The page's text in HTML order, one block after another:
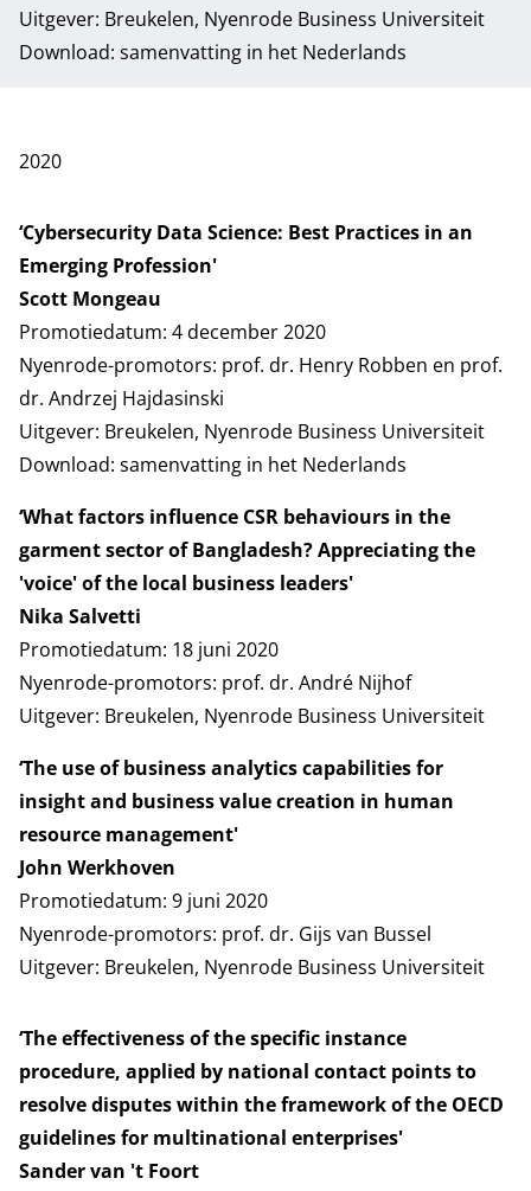
Uitgever: Breukelen, Nyenrode Business Universiteit
Download: samenvatting in het Nederlands
2020
‘Cybersecurity Data Science: Best Practices in an
Emerging Profession'
Scott Mongeau
Promotiedatum: 4 december 2020
Nyenrode-promotors: prof. dr. Henry Robben en prof.
dr. Andrzej Hajdasinski
Uitgever: Breukelen, Nyenrode Business Universiteit
Download: samenvatting in het Nederlands
‘What factors influence CSR behaviours in the
garment sector of Bangladesh? Appreciating the
'voice' of the local business leaders'
Nika Salvetti
Promotiedatum: 18 juni 2020
Nyenrode-promotors: prof. dr. André Nijhof
Uitgever: Breukelen, Nyenrode Business Universiteit
‘The use of business analytics capabilities for
insight and business value creation in human
resource management'
John Werkhoven
Promotiedatum: 9 juni 2020
Nyenrode-promotors: prof. dr. Gijs van Bussel
Uitgever: Breukelen, Nyenrode Business Universiteit
‘The effectiveness of the specific instance
procedure, applied by national contact points to
resolve disputes within the framework of the OECD
guidelines for multinational enterprises'
Sander van 't Foort